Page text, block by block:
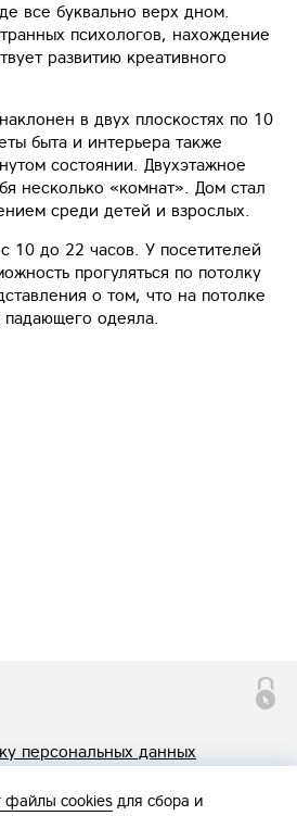
все буквально верх дном.
психологов, нахождение
развитию креативного
в двух плоскостях по 10
быта и интерьера также
состоянии. Двухэтажное
несколько «комнат». Дом стал
среди детей и взрослых.
10 до 22 часов. У посетителей
прогуляться по потолку
о том, что на потолке
падающего одеяла.
персональных данных
файлы cookies для сбора и